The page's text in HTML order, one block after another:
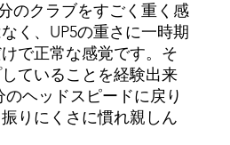
のクラブをすごく重く感
く、UP5の重さに一時期
で正常な感覚です。そ
ていることを経験出来
ヘッドスピードに戻り
りにくさに慣れ親しん